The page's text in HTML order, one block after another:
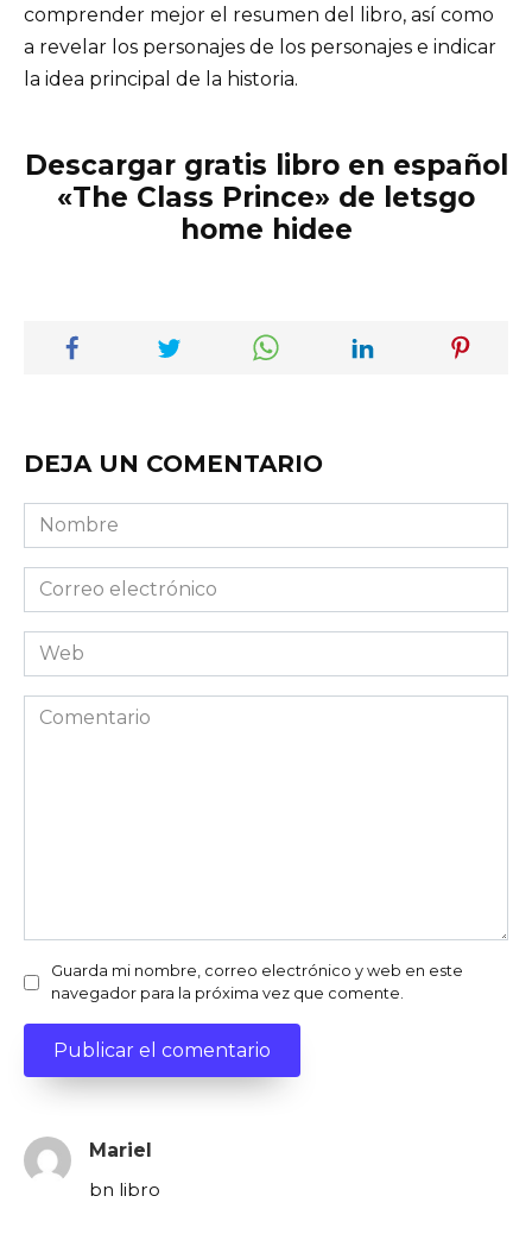
comprender mejor el resumen del libro, así como
a revelar los personajes de los personajes e indicar
la idea principal de la historia.
Descargar gratis libro en español
«The Class Prince» de letsgo
home hidee
DEJA UN COMENTARIO
Nombre
Correo
electrónico
Web
Comentario
Guarda mi nombre, correo electrónico y web en este
navegador para la próxima vez que comente.
Mariel
bn libro